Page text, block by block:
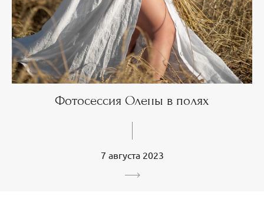
Фотосессия Олены в полях
7 августа 2023